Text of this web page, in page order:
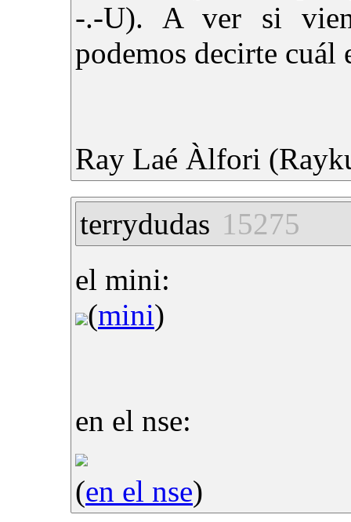
-.-U). A ver si
podemos decirte cuál
Ray Laé Àlfori
terrydudas 15275
el mini:
(mini)
en el nse:
(en el nse)